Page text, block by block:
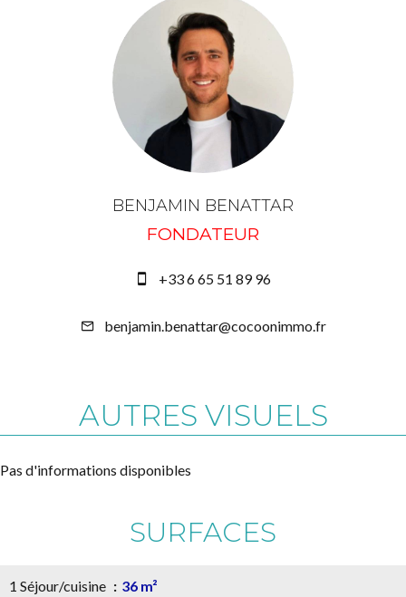
BENJAMIN BENATTAR
FONDATEUR
+33 6 65 51 89 96
benjamin.benattar@cocoonimmo.fr
AUTRES VISUELS
Pas d'informations disponibles
SURFACES
1 Séjour/cuisine 36 m²